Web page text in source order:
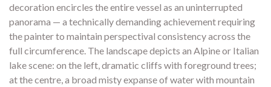
decoration encircles the entire vessel as an uninterrupted
panorama — a technically demanding achievement requiring
the painter to maintain perspectival consistency across the
full circumference. The landscape depicts an Alpine or Italian
lake scene: on the left, dramatic cliffs with foreground trees;
at the centre, a broad misty expanse of water with mountain